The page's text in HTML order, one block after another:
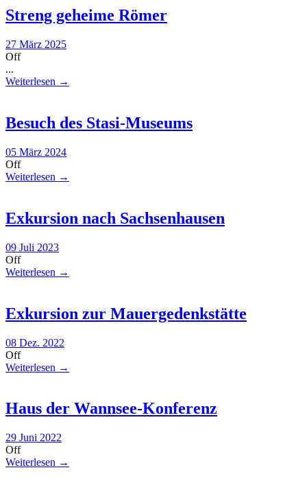
Streng geheime Römer
27 März 2025
Off
...
Weiterlesen →
Besuch des Stasi-Museums
05 März 2024
Off
Weiterlesen →
Exkursion nach Sachsenhausen
09 Juli 2023
Off
Weiterlesen →
Exkursion zur Mauergedenkstätte
08 Dez. 2022
Off
Weiterlesen →
Haus der Wannsee-Konferenz
29 Juni 2022
Off
Weiterlesen →